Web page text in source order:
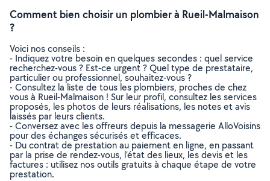
Comment bien choisir un plombier à Rueil-Malmaison
?
Voici nos conseils :
- Indiquez votre besoin en quelques secondes : quel service
recherchez-vous ? Est-ce urgent ? Quel type de prestataire,
particulier ou professionnel, souhaitez-vous ?
- Consultez la liste de tous les plombiers, proches de chez
vous à Rueil-Malmaison ! Sur leur profil, consultez les services
proposés, les photos de leurs réalisations, les notes et avis
laissés par leurs clients.
- Conversez avec les offreurs depuis la messagerie AlloVoisins
pour des échanges sécurisés et efficaces.
- Du contrat de prestation au paiement en ligne, en passant
par la prise de rendez-vous, l’état des lieux, les devis et les
factures : utilisez nos outils gratuits à chaque étape de votre
prestation.